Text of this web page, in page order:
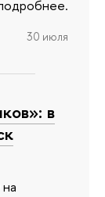
30 июля
в